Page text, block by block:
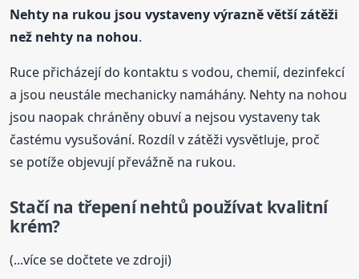
Nehty na rukou jsou vystaveny výrazně větší zátěži
než nehty na nohou.
Ruce přicházejí do kontaktu s vodou, chemií, dezinfekcí
a jsou neustále mechanicky namáhány. Nehty na nohou
jsou naopak chráněny obuví a nejsou vystaveny tak
častému vysušování. Rozdíl v zátěži vysvětluje, proč
se potíže objevují převážně na rukou.
Stačí na třepenínehtů používat kvalitní
krém?
(...více se dočtete ve zdroji)